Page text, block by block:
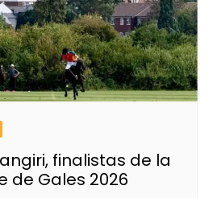
finalistas de la
de Gales 2026